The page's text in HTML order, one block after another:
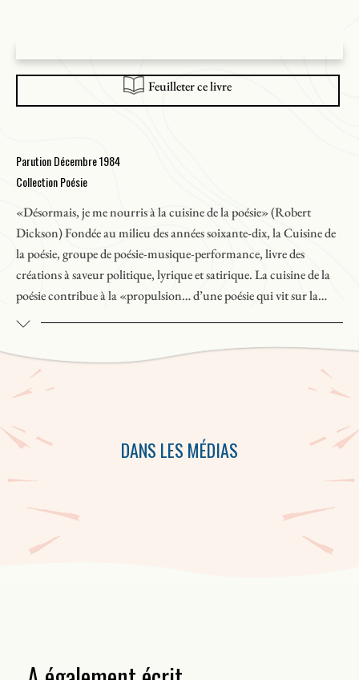
Feuilleter ce livre
Parution Décembre 1984
Collection Poésie
«Désormais, je me nourris à la cuisine de la poésie» (Robert
Dickson) Fondée au milieu des années soixante-dix, la Cuisine de
la poésie, groupe de poésie-musique-performance, livre des
créations à saveur politique, lyrique et satirique. La cuisine de la
poésie contribue à la «propulsion… d’une poésie qui vit sur la
place publique, d’une poésie qui s’inspire des gens qui l’entourent
Cette collection d’audiocassettes comprend des performances de
Robert Dickson, de Jean Marc Dalpé,de Patrice Desbiens et de
Michel Vallières.
DANS LES MÉDIAS